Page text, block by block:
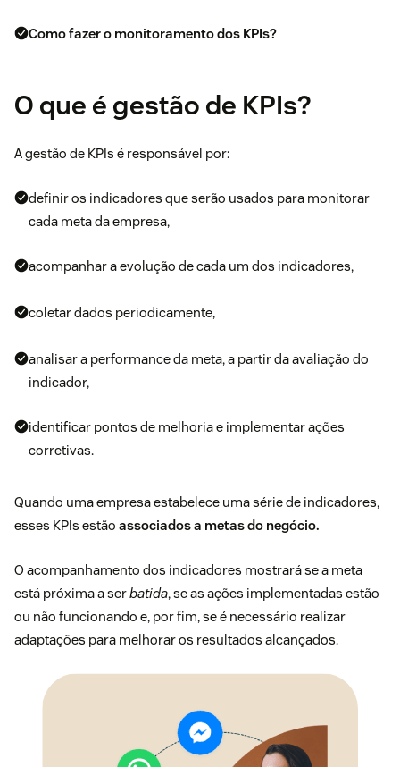
Como fazer o monitoramento dos KPIs?
O que é gestão de KPIs?
A gestão de KPIs é responsável por:
definir os indicadores que serão usados para monitorar
cada meta da empresa,
acompanhar a evolução de cada um dos indicadores,
coletar dados periodicamente,
analisar a performance da meta, a partir da avaliação do
indicador,
identificar pontos de melhoria e implementar ações
corretivas.
Quando uma empresa estabelece uma série de indicadores,
esses KPIs estão associados a metas do negócio.
O acompanhamento dos indicadores mostrará se a meta
está próxima a serbatida, se as ações implementadas estão
ou não funcionando e, por fim, se é necessário realizar
adaptações para melhorar os resultados alcançados.